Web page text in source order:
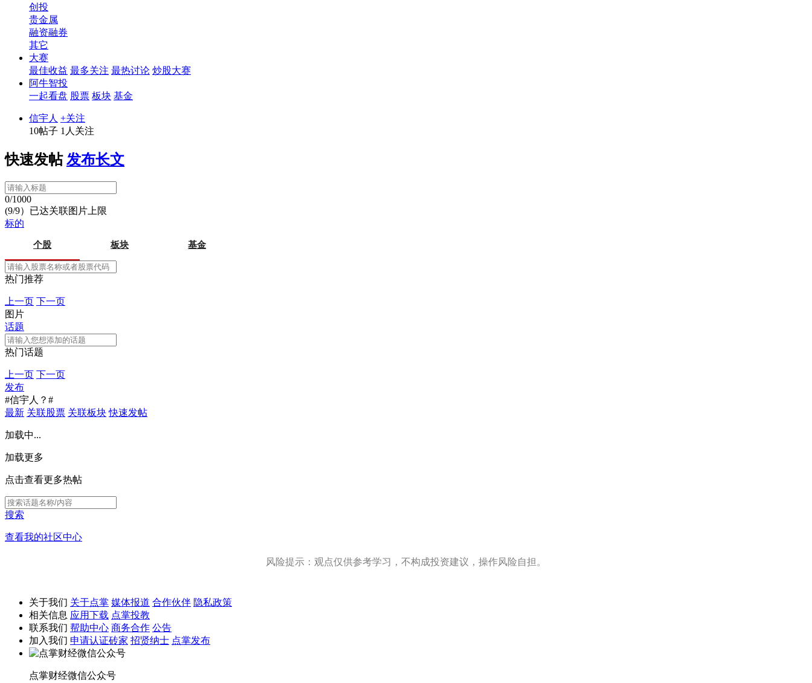
创投
贵金属
融资融券
其它
大赛
最佳收益 最多关注 最热讨论 炒股大赛
阿牛智投
一起看盘 股票 板块 基金
信宇人 +关注
10帖子 1人关注
快速发帖 发布长文
0/1000
(9/9）已达关联图片上限
标的
个股 板块 基金
热门推荐
上一页 下一页
图片
话题
热门话题
上一页 下一页
发布
#信宇人？#
最新 关联股票 关联板块 快速发帖
加载中...
加载更多
点击查看更多热帖
搜索
查看我的社区中心
风险提示：观点仅供参考学习，不构成投资建议，操作风险自担。
关于我们 关于点掌 媒体报道 合作伙伴 隐私政策
相关信息 应用下载 点掌投教
联系我们 帮助中心 商务合作 公告
加入我们 申请认证砖家 招贤纳士 点掌发布
点掌财经微信公众号